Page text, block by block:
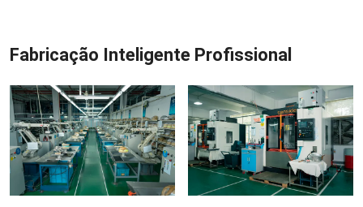
Fabricação Inteligente Profissional